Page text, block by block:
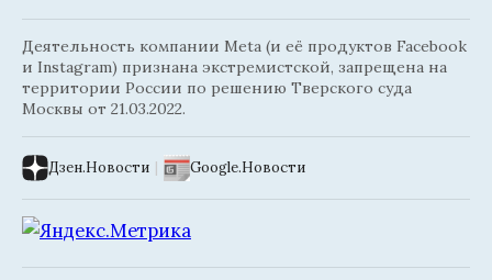
Деятельность компании Meta (и её продуктов Facebook
и Instagram) признана экстремистской, запрещена на
территории России по решению Тверского суда
Москвы от 21.03.2022.
Дзен.Новости | Google.Новости